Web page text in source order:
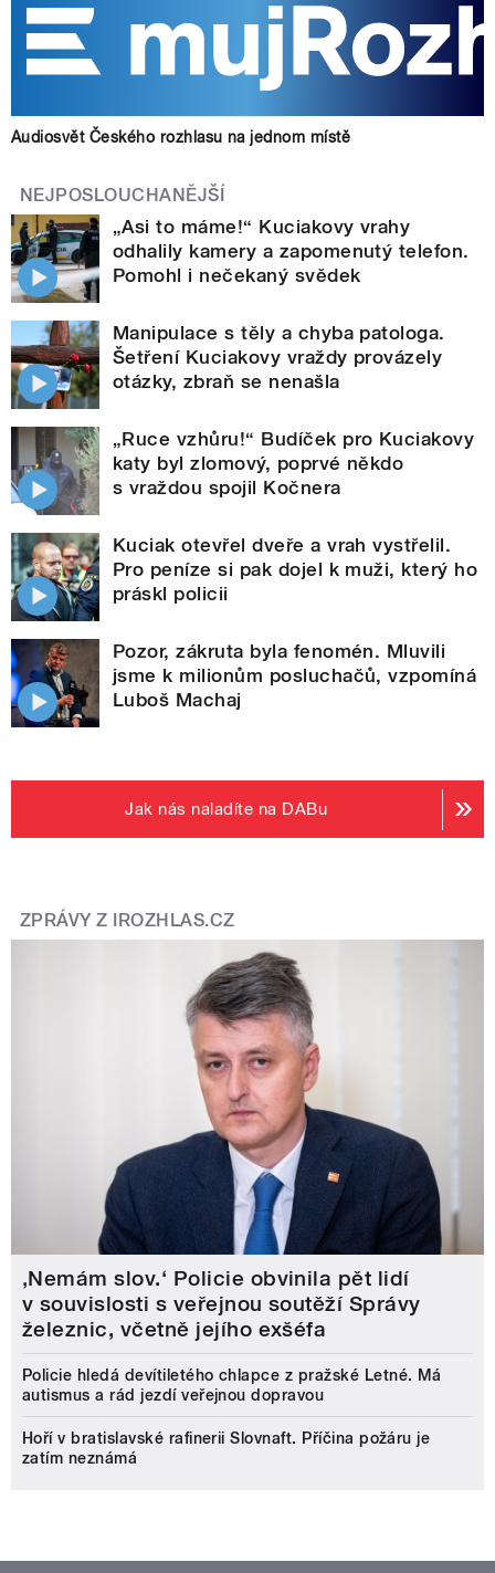
Audiosvět Českého rozhlasu na jednom místě
NEJPOSLOUCHANĚJŠÍ
„Asi to máme!“ Kuciakovy vrahy
odhalily kamery a zapomenutý telefon.
Pomohl i nečekaný svědek
Manipulace s těly a chyba patologa.
Šetření Kuciakovy vraždy provázely
otázky, zbraň se nenašla
„Ruce vzhůru!“ Budíček pro Kuciakovy
katy byl zlomový, poprvé někdo
s vraždou spojil Kočnera
Kuciak otevřel dveře a vrah vystřelil.
Pro peníze si pak dojel k muži, který ho
práskl policii
Pozor, zákruta byla fenomén. Mluvili
jsme k milionům posluchačů, vzpomíná
Luboš Machaj
Jak nás naladíte na DABu
ZPRÁVY Z IROZHLAS.CZ
‚Nemám slov.‘ Policie obvinila pět lidí
v souvislosti s veřejnou soutěží Správy
železnic, včetně jejího exšéfa
Policie hledá devítiletého chlapce z pražské Letné. Má
autismus a rád jezdí veřejnou dopravou
Hoří v bratislavské rafinerii Slovnaft. Příčina požáru je
zatím neznámá